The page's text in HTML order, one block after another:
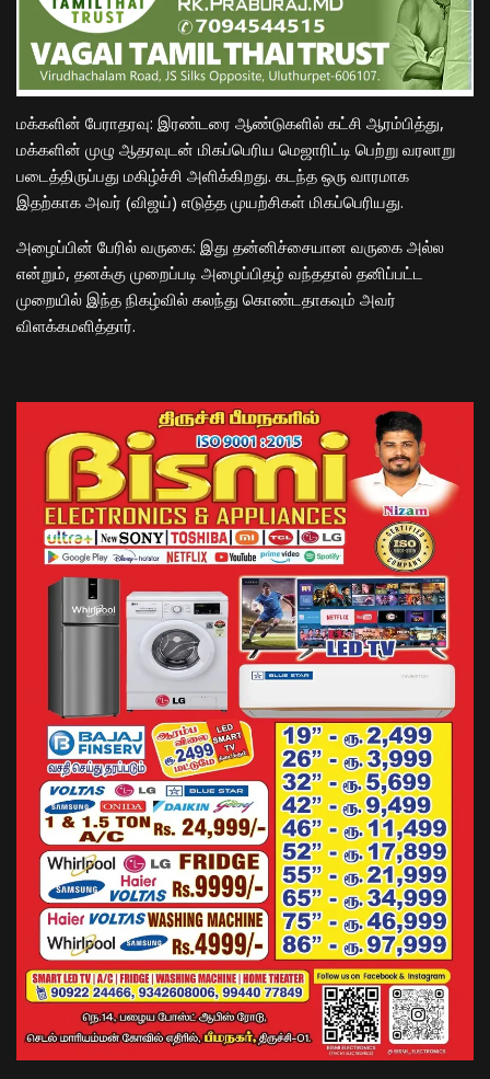
​மக்களின் பேராதரவு: இரண்டரை ஆண்டுகளில் கட்சி ஆரம்பித்து,
மக்களின் முழு ஆதரவுடன் மிகப்பெரிய மெஜாரிட்டி பெற்று வரலாறு
படைத்திருப்பது மகிழ்ச்சி அளிக்கிறது. கடந்த ஒரு வாரமாக
இதற்காக அவர் (விஜய்) எடுத்த முயற்சிகள் மிகப்பெரியது.
​அழைப்பின் பேரில் வருகை: இது தன்னிச்சையான வருகை அல்ல
என்றும், தனக்கு முறைப்படி அழைப்பிதழ் வந்ததால் தனிப்பட்ட
முறையில் இந்த நிகழ்வில் கலந்து கொண்டதாகவும் அவர்
விளக்கமளித்தார்.